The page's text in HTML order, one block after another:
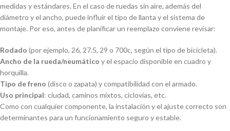
medidas y estándares. En el caso de ruedas sin aire, además del
diámetro y el ancho, puede influir el tipo de llanta y el sistema de
montaje. Por eso, antes de planificar un reemplazo conviene revisar:
Rodado (por ejemplo, 26, 27.5, 29 o 700c, según el tipo de bicicleta).
Ancho de la rueda/neumático y el espacio disponible en cuadro y
horquilla.
Tipo de freno (disco o zapata) y compatibilidad con el armado.
Uso principal: ciudad, caminos mixtos, ciclovías, etc.
Como con cualquier componente, la instalación y el ajuste correcto son
determinantes para un funcionamiento seguro y estable.